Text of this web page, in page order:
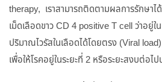
therapy, เราสามารถติดตามผลการรักษาไ
เม็ดเลือดขาว CD 4 positive T cell ว่าอยู่
ปริมาณไวรัสในเลือดได้โดยตรง (Viral
เพื่อให้โรคอยู่ในระยะที่ 2 หรือระยะสงบต่อไ